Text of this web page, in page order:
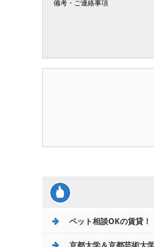
備考・ご連絡事項
ペット相談OKの賃貸！
京都大学＆京都芸術大